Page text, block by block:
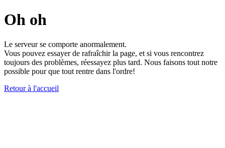
Oh oh
Le serveur se comporte anormalement.
Vous pouvez essayer de rafraîchir la page, et si vous rencontrez
toujours des problèmes, réessayez plus tard. Nous faisons tout notre
possible pour que tout rentre dans l'ordre!
Retour à l'accueil